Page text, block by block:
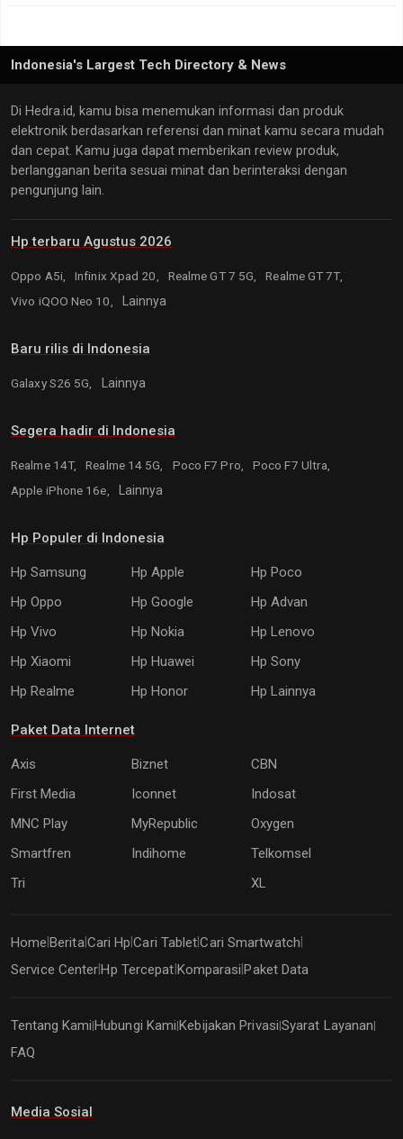
Indonesia's Largest Tech Directory & News
Di Hedra.id, kamu bisa menemukan informasi dan produk
elektronik berdasarkan referensi dan minat kamu secara mudah
dan cepat. Kamu juga dapat memberikan review produk,
berlangganan berita sesuai minat dan berinteraksi dengan
pengunjung lain.
Hp terbaru Agustus 2026
Oppo A5i, Infinix Xpad 20, Realme GT 7 5G,
Realme GT 7T,
Vivo iQOO Neo 10,
Lainnya
Baru rilis di Indonesia
Galaxy S26 5G, Lainnya
Segera hadir di Indonesia
Realme 14T, Realme 14 5G, Poco F7 Pro,
Poco F7 Ultra,
Apple iPhone 16e,
Lainnya
Hp Populer di Indonesia
Hp Samsung Hp Apple
Hp Poco
Hp Oppo
Hp Google
Hp Advan
Hp Vivo
Hp Nokia
Hp Lenovo
Hp Xiaomi
Hp Huawei
Hp Sony
Hp Realme
Hp Honor Hp Lainnya
Paket Data Internet
Axis Biznet
CBN
First Media
Iconnet
Indosat
MNC Play
MyRepublic
Oxygen
Smartfren
Indihome
Telkomsel
Tri
XL
Home BeritaCari Hp |Cari Tablet|Cari Smartwatch
Service Center|Hp Tercepat Komparasi |Paket Data
Tentang Kami|Hubungi Kami|Kebijakan Privasi|Syarat Layanan|
FAQ
Media Sosial